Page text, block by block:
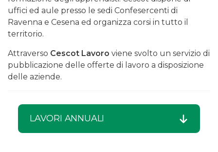
uffici ed aule presso le sedi Confesercenti di
Ravenna e Cesena ed organizza corsi in tutto il
territorio.
Attraverso Cescot Lavoro viene svolto un servizio di
pubblicazione delle offerte di lavoro a disposizione
delle aziende.
LAVORI ANNUALI